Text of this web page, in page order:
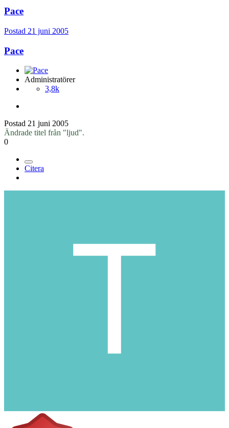
Pace
Postad 21 juni 2005
Pace
Administratörer
3,8k
Postad 21 juni 2005
Ändrade titel från "ljud".
0
Citera